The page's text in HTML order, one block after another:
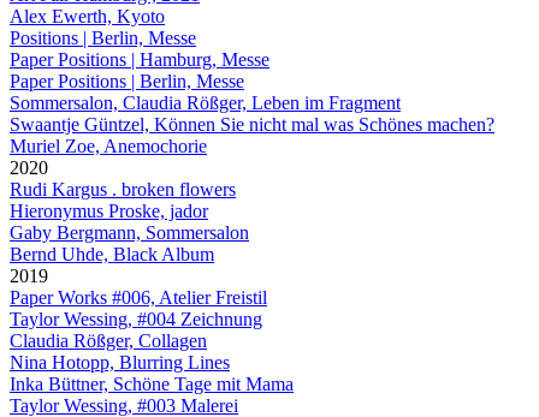
Alex Ewerth, Kyoto
Positions | Berlin, Messe
Paper Positions | Hamburg, Messe
Paper Positions | Berlin, Messe
Sommersalon, Claudia Rößger, Leben im Fragment
Swaantje Güntzel, Können Sie nicht mal was Schönes machen?
Muriel Zoe, Anemochorie
2020
Rudi Kargus . broken flowers
Hieronymus Proske, jador
Gaby Bergmann, Sommersalon
Bernd Uhde, Black Album
2019
Paper Works #006, Atelier Freistil
Taylor Wessing, #004 Zeichnung
Claudia Rößger, Collagen
Nina Hotopp, Blurring Lines
Inka Büttner, Schöne Tage mit Mama
Taylor Wessing, #003 Malerei